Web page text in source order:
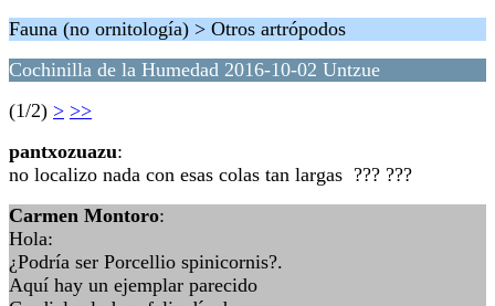
Fauna (no ornitología) > Otros artrópodos
Cochinilla de la Humedad 2016-10-02 Untzue
(1/2) > >>
pantxozuazu:
no localizo nada con esas colas tan largas ??? ???
Carmen Montoro:
Hola:
¿Podría ser Porcellio spinicornis?.
Aquí hay un ejemplar parecido